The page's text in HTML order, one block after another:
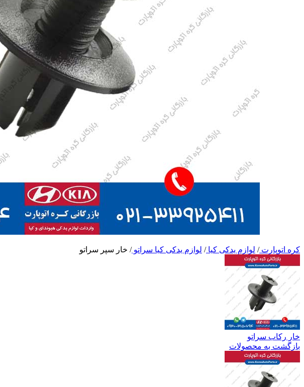
کره اتوپارت/ لوازم یدکی کیا/ لوازم یدکی کیا سراتو/ خار سپر سراتو
خار رکاب سراتو
بازگشت به محصولات